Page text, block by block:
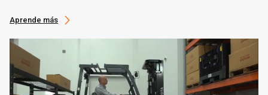
Aprende más